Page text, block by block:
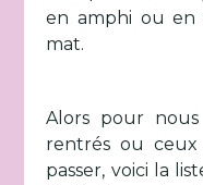
en amphi ou
mat.
Alors pour
rentrés ou
passer, voici la